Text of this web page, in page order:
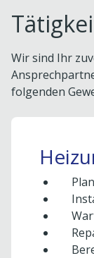
Wir sind Ihr
folgenden